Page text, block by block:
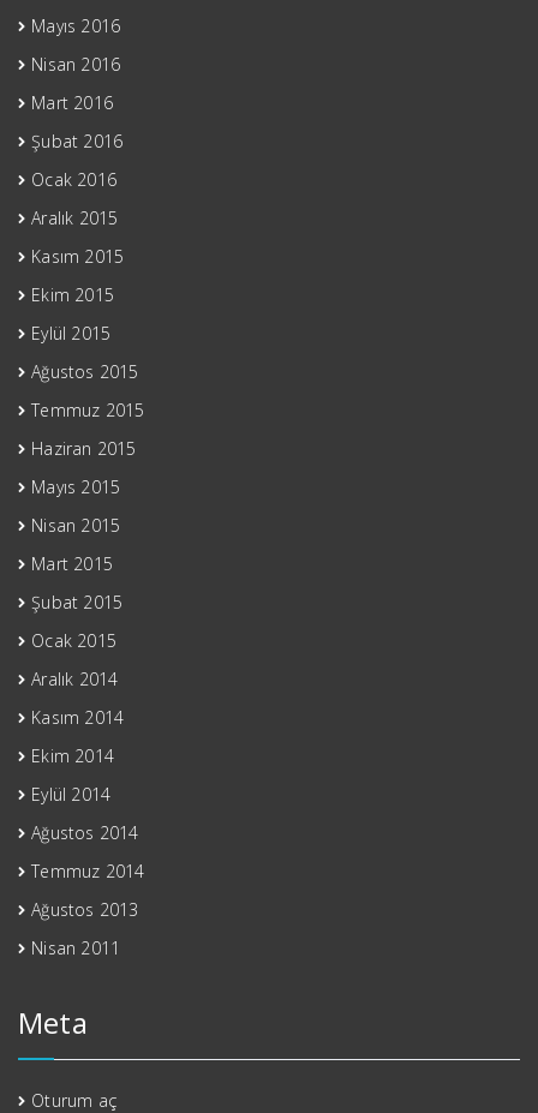
Mayıs 2016
Nisan 2016
Mart 2016
Şubat 2016
Ocak 2016
Aralık 2015
Kasım 2015
Ekim 2015
Eylül 2015
Ağustos 2015
Temmuz 2015
Haziran 2015
Mayıs 2015
Nisan 2015
Mart 2015
Şubat 2015
Ocak 2015
Aralık 2014
Kasım 2014
Ekim 2014
Eylül 2014
Ağustos 2014
Temmuz 2014
Ağustos 2013
Nisan 2011
Meta
Oturum aç